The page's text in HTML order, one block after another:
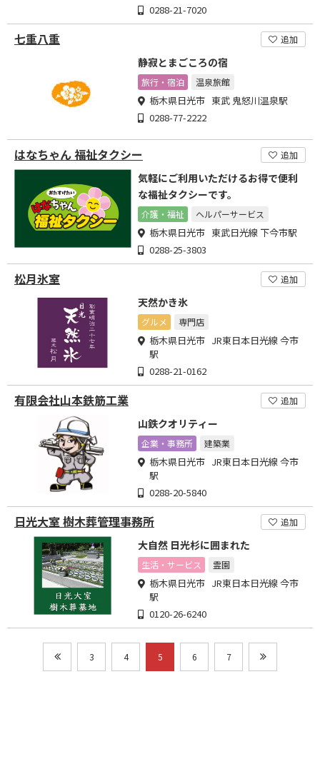
0288-21-7020
七重八重 追加
静寂とまごころの宿
旅行・宿泊 温泉旅館
栃木県日光市 東武 鬼怒川温泉駅
0288-77-2222
はなちゃん 福祉タクシー 追加
気軽にご利用いただけるお得で便利
な福祉タクシーです。
介護・福祉 ヘルパーサービス
栃木県日光市 東武日光線 下今市駅
0288-25-3803
松月氷室 追加
天然かき氷
グルメ 専門店
栃木県日光市 JR東日本日光線 今市
駅
0288-21-0162
有限会社山本鉄筋工業 追加
山鉄クオリティー
企業・事務所 建築業
栃木県日光市 JR東日本日光線 今市
駅
0288-20-5840
日光大室 樹木葬管理事務所 追加
大自然 日光杉に囲まれた
生活・サービス 霊園
栃木県日光市 JR東日本日光線 今市
駅
0120-26-6240
3 4 5 6 7